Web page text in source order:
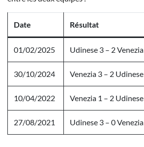
Date Résultat
01/02/2025 Udinese 3 – 2 Venezia
30/10/2024 Venezia 3 – 2 Udinese
10/04/2022 Venezia 1 – 2 Udinese
27/08/2021 Udinese 3 – 0 Venezia